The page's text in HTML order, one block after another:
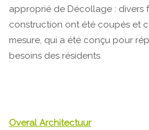
approprié de Décollage : divers
construction ont été coupés et
mesure, qui a été conçu pour
besoins des résidents.
Overal Architectuur